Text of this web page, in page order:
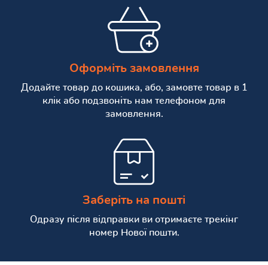
Оформіть замовлення
Додайте товар до кошика, або, замовте товар в 1
клік або подзвоніть нам телефоном для
замовлення.
Заберіть на пошті
Одразу після відправки ви отримаєте трекінг
номер Нової пошти.